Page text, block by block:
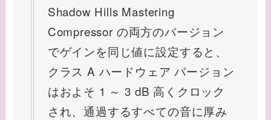
Shadow Hills Mastering
Compressor の両方のバージョン
でゲインを同じ値に設定すると、
クラス A ハードウェア バージョン
はおよそ 1 ～ 3 dB 高くクロック
され、通過するすべての音に厚み